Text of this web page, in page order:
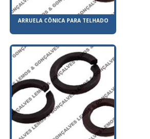
ARRUELA CÔNICA PARA TELHADO